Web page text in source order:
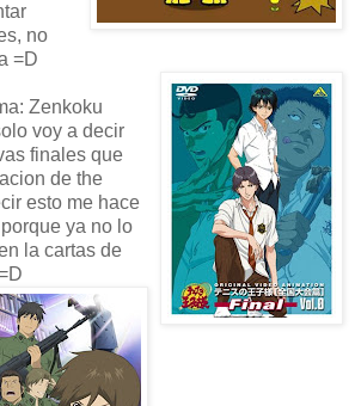
no
=D
Zenkoku
voy a decir
finales que
de the
esto me hace
ya no lo
la cartas de